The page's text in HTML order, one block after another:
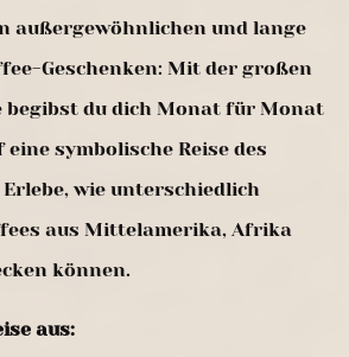
außergewöhnlichen und lange
Geschenken: Mit der großen
begibst du dich Monat für Monat
symbolische Reise des
wie unterschiedlich
aus Mittelamerika, Afrika
können.
aus: